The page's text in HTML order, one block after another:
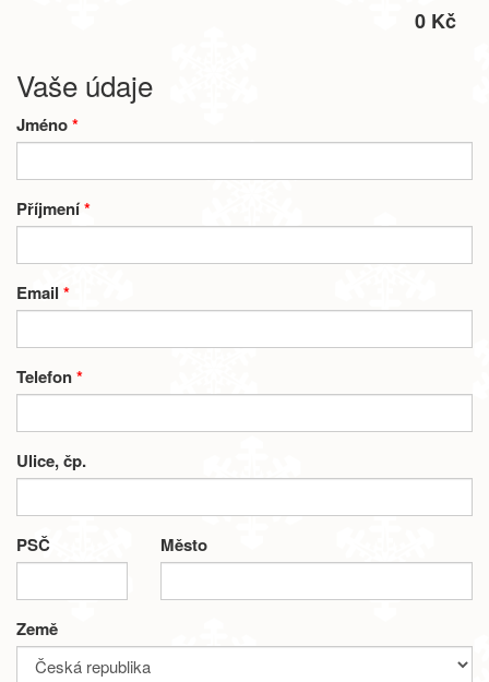
0 Kč
Vaše údaje
Jméno*
Příjmení*
Email*
Telefon*
Ulice, čp.
PSČ Město
Země